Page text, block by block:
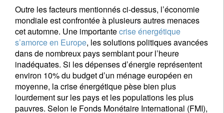
Outre les facteurs mentionnés ci-dessus, l’économie
mondiale est confrontée à plusieurs autres menaces
cet automne. Une importantecrise énergétique
s’amorce en Europe, les solutions politiques avancées
dans de nombreux pays semblant pour l’heure
inadéquates. Si les dépenses d’énergie représentent
environ 10% du budget d’un ménage européen en
moyenne, la crise énergétique pèse bien plus
lourdement sur les pays et les populations les plus
pauvres. Selon le Fonds Monétaire International (FMI),